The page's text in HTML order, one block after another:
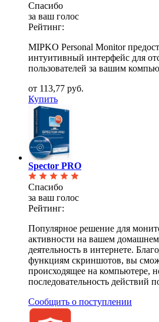
Спасибо
за ваш голос
Рейтинг:
MIPKO Personal Monitor
интуитивный интерфейс для
пользователей за вашим
от 113,77 руб.
Купить
Spector PRO
Спасибо
за ваш голос
Рейтинг:
Популярное решение для
активности на вашем
деятельность в интернете.
функциям скриншотов, вы
происходящее на компьютере,
последовательность действий
Сообщить о поступлении